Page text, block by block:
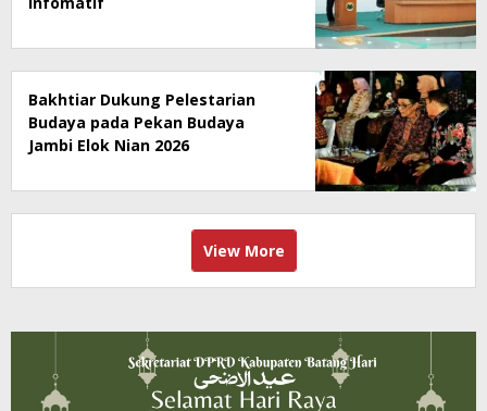
Bakhtiar Dukung Pelestarian
Budaya pada Pekan Budaya
Jambi Elok Nian 2026
View More